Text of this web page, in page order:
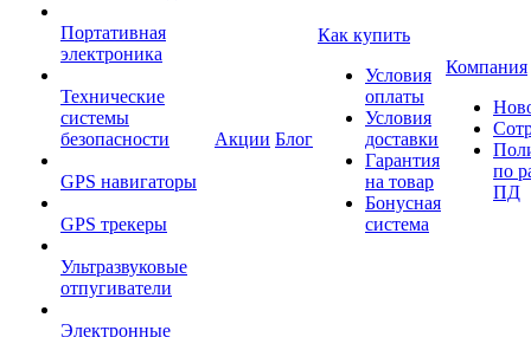
Портативная
электроника
Технические
системы
безопасности
GPS навигаторы
GPS трекеры
Ультразвуковые
отпугиватели
Электронные
Акции Блог
Как купить
Условия
оплаты
Условия
доставки
Гарантия
на товар
Бонусная
система
Компания
по
ПД